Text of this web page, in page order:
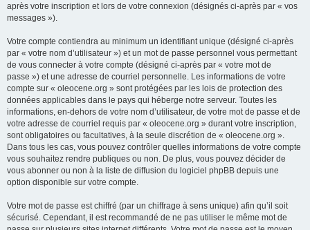
après votre inscription et lors de votre connexion (désignés ci-après par « vos
messages »).
Votre compte contiendra au minimum un identifiant unique (désigné ci-après
par « votre nom d’utilisateur ») et un mot de passe personnel vous permettant
de vous connecter à votre compte (désigné ci-après par « votre mot de
passe ») et une adresse de courriel personnelle. Les informations de votre
compte sur « oleocene.org » sont protégées par les lois de protection des
données applicables dans le pays qui héberge notre serveur. Toutes les
informations, en-dehors de votre nom d’utilisateur, de votre mot de passe et de
votre adresse de courriel requis par « oleocene.org » durant votre inscription,
sont obligatoires ou facultatives, à la seule discrétion de « oleocene.org ».
Dans tous les cas, vous pouvez contrôler quelles informations de votre compte
vous souhaitez rendre publiques ou non. De plus, vous pouvez décider de
vous abonner ou non à la liste de diffusion du logiciel phpBB depuis une
option disponible sur votre compte.
Votre mot de passe est chiffré (par un chiffrage à sens unique) afin qu’il soit
sécurisé. Cependant, il est recommandé de ne pas utiliser le même mot de